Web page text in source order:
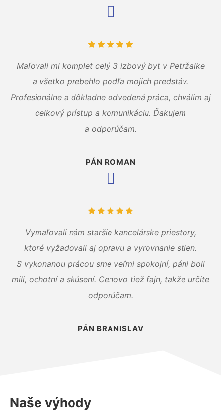
Maľovali mi komplet celý 3 izbový byt v Petržalke
a všetko prebehlo podľa mojich predstáv.
Profesionálne a dôkladne odvedená práca, chválim aj
celkový prístup a komunikáciu. Ďakujem
a odporúčam.
PÁN ROMAN
Vymaľovali nám staršie kancelárske priestory,
ktoré vyžadovali aj opravu a vyrovnanie stien.
S vykonanou prácou sme veľmi spokojní, páni boli
milí, ochotní a skúsení. Cenovo tiež fajn, takže určite
odporúčam.
PÁN BRANISLAV
Naše výhody